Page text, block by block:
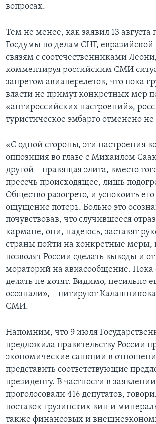
вопросах.
Тем не менее, как заявил 13 августа
Госдумы по делам СНГ,
связям с соотечественниками
комментируя российским СМИ
запретом авиаперелетов, что пока
власти не примут конкретных мер
«антироссийских настроений»,
туристическое эмбарго отменено не
«С одной стороны, эти настроения
оппозиция во главе с Михаилом
другой – правящая элита, вместо
пресечь происходящее, лишь
Общество разогрето, и успокоить
ощущение потерь. Больно это
почувствовав, что случившееся
кармане, они, надеюсь, заставят
страны пойти на конкретные меры,
позволят России сделать выводы и
мораторий на авиасообщение. Пока
делать не хотят. Видимо, несильно
осознали», – цитируют
СМИ.
Напомним, что 9 июля
предложила правительству России
экономические санкции в
представить соответствующие
президенту. В частности в
проголосовали 416 депутатов,
поставок грузинских вин и
также финансовых и